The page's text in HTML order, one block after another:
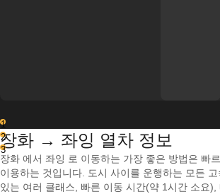
1
2
3
장화 → 좌잉 열차 정보
장화 에서 좌잉 로 이동하는 가장 좋은 방법은 빠
이용하는 것입니다. 도시 사이를 운행하는 모든
있는 여러 클래스, 빠른 이동 시간(약 1시간 소요